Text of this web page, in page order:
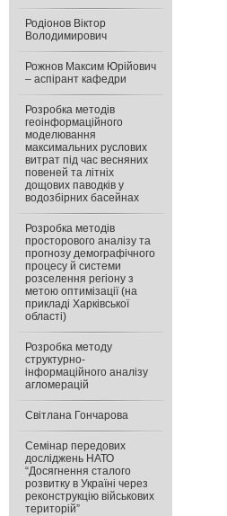
Родіонов Віктор
Володимирович
Рожнов Максим Юрійович
– аспірант кафедри
Розробка методів
геоінформаційного
моделювання
максимальних руслових
витрат під час весняних
повеней та літніх
дощових паводків у
водозбірних басейнах
Розробка методів
просторового аналізу та
прогнозу демографічного
процесу й системи
розселення регіону з
метою оптимізації (на
прикладі Харківської
області)
Розробка методу
структурно-
інформаційного аналізу
агломерацій
Світлана Гончарова
Семінар передових
досліджень НАТО
“Досягнення сталого
розвитку в Україні через
реконструкцію військових
територій”